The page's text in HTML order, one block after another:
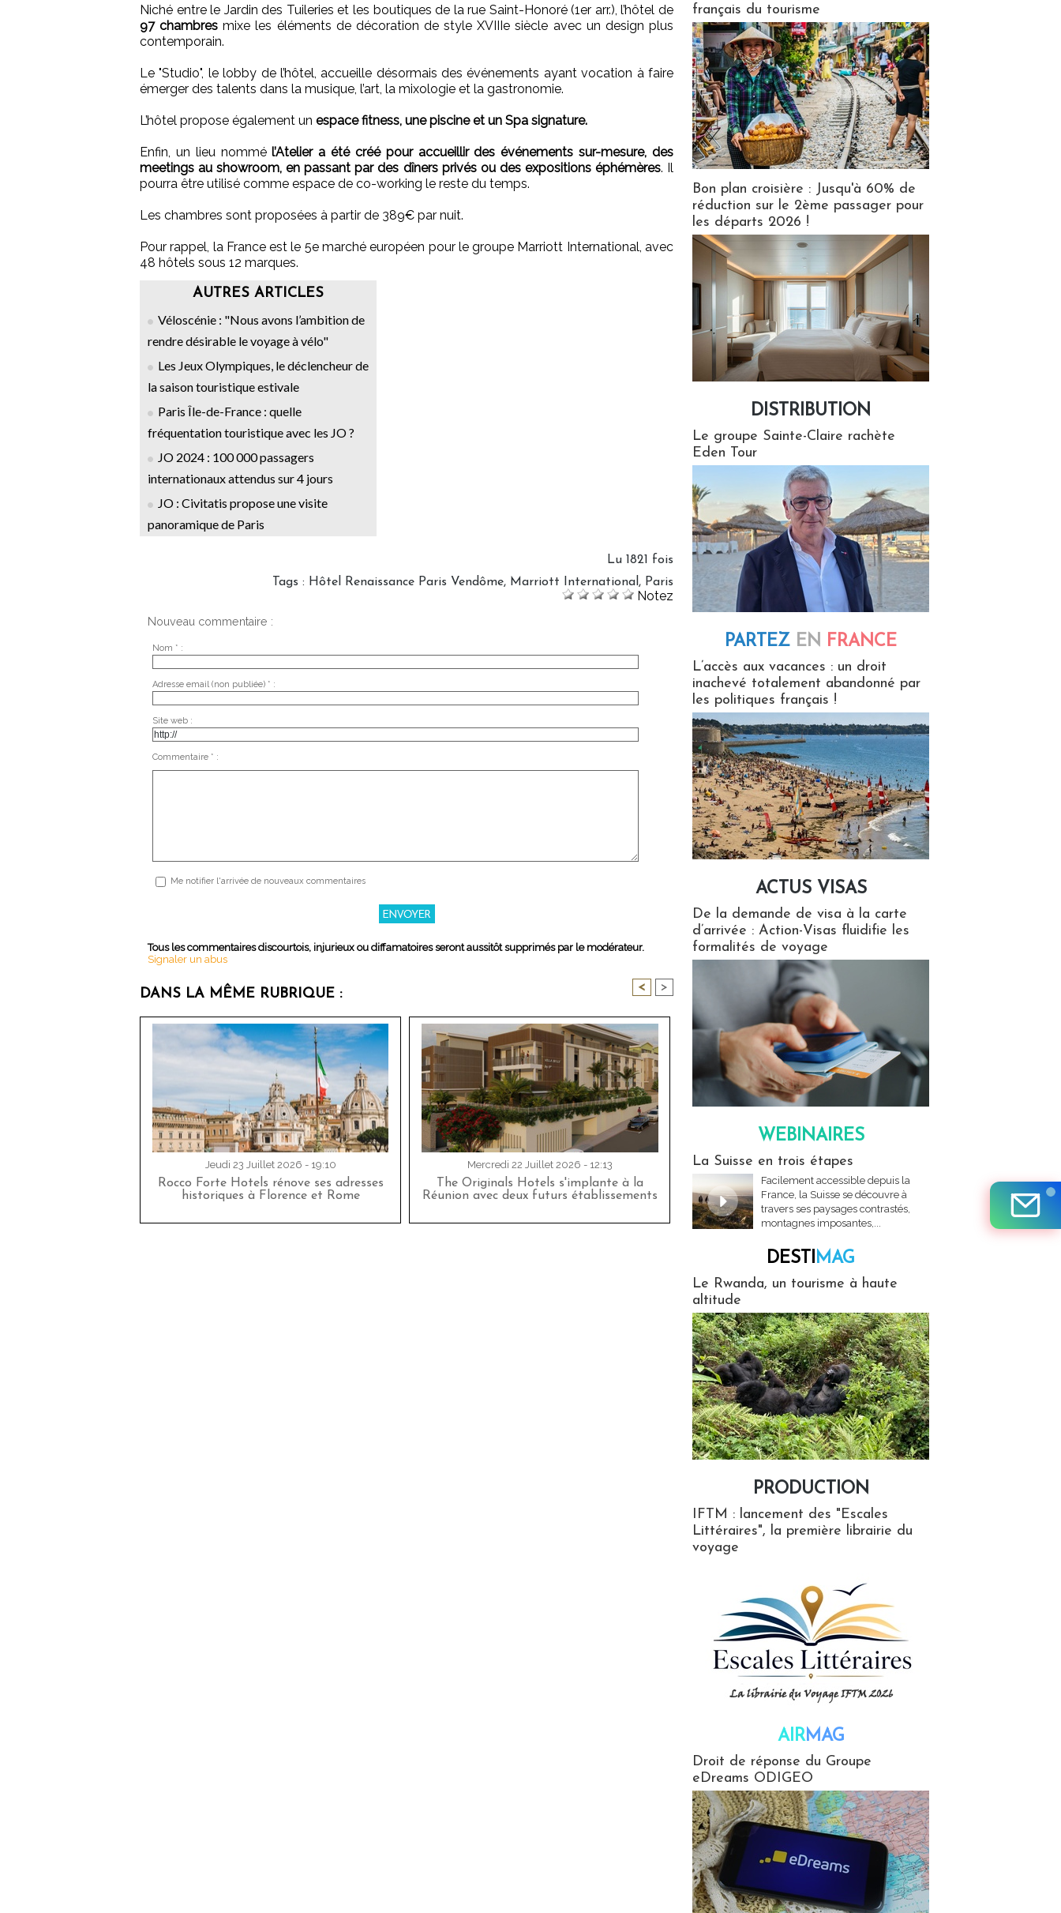
Niché entre le Jardin des Tuileries et les boutiques de la rue Saint-Honoré (1er arr.), l’hôtel de
97 chambres mixe les éléments de décoration de style XVIIIe siècle avec un design plus
contemporain.
Le "Studio", le lobby de l’hôtel, accueille désormais des événements ayant vocation à faire
émerger des talents dans la musique, l’art, la mixologie et la gastronomie.
L’hôtel propose également un espace fitness, une piscine et un Spa signature.
Enfin, un lieu nommél’Atelier a été créé pour accueillir des événements sur-mesure, des
meetings au showroom, en passant par des dîners privés ou des expositions éphémères. Il
pourra être utilisé comme espace de co-working le reste du temps.
Les chambres sont proposées à partir de 389€ par nuit.
Pour rappel, la France est le 5e marché européen pour le groupe Marriott International, avec
48 hôtels sous 12 marques.
AUTRES ARTICLES
Véloscénie : "Nous avons l’ambition de
rendre désirable le voyage à vélo"
Les Jeux Olympiques, le déclencheur de
la saison touristique estivale
Paris Île-de-France : quelle
fréquentation touristique avec les JO ?
JO 2024 : 100 000 passagers
internationaux attendus sur 4 jours
JO : Civitatis propose une visite
panoramique de Paris
Lu 1821 fois
Tags : Hôtel Renaissance Paris Vendôme, Marriott International , Paris
Notez
Nouveau commentaire :
Nom * :
Adresse email (non publiée) * :
Site web :
Commentaire * :
Me notifier l'arrivée de nouveaux commentaires
Tous les commentaires discourtois, injurieux ou diffamatoires seront aussitôt supprimés par le modérateur.
Signaler un abus
DANS LA MÊME RUBRIQUE : < >
Jeudi 23 Juillet 2026 - 19:10
Rocco Forte Hotels rénove ses adresses
historiques à Florence et Rome
Mercredi 22 Juillet 2026 - 12:13
The Originals Hotels s'implante à la
Réunion avec deux futurs établissements
français du tourisme
Bon plan croisière : Jusqu'à 60% de
réduction sur le 2ème passager pour
les départs 2026 !
DISTRIBUTION
Le groupe Sainte-Claire rachète
Eden Tour
PARTEZ EN FRANCE
L’accès aux vacances : un droit
inachevé totalement abandonné par
les politiques français !
ACTUS VISAS
De la demande de visa à la carte
d’arrivée : Action-Visas fluidifie les
formalités de voyage
WEBINAIRES
La Suisse en trois étapes
Facilement accessible depuis la
France, la Suisse se découvre à
travers ses paysages contrastés,
montagnes imposantes,...
DESTIMAG
Le Rwanda, un tourisme à haute
altitude
PRODUCTION
IFTM : lancement des "Escales
Littéraires", la première librairie du
voyage
AIRMAG
Droit de réponse du Groupe
eDreams ODIGEO